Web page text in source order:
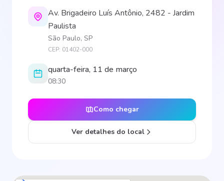
Av. Brigadeiro Luís Antônio, 2482 - Jardim
Paulista
São Paulo, SP
CEP: 01402-000
quarta-feira, 11 de março
08:30
Como chegar
Ver detalhes do local